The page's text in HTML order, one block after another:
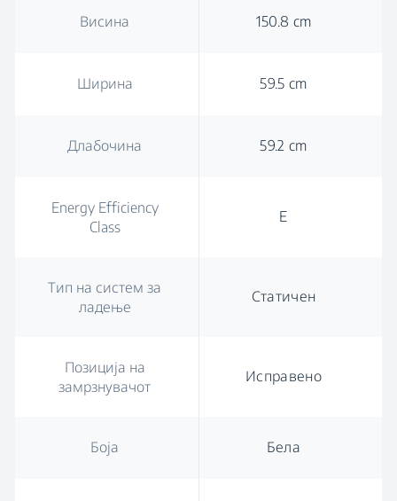
Висина 150.8 cm
Ширина 59.5 cm
Длабочина 59.2 cm
Energy Efficiency
Class
E
Тип на систем за
ладење
Статичен
Позиција на
замрзнувачот
Исправено
Боја Бела